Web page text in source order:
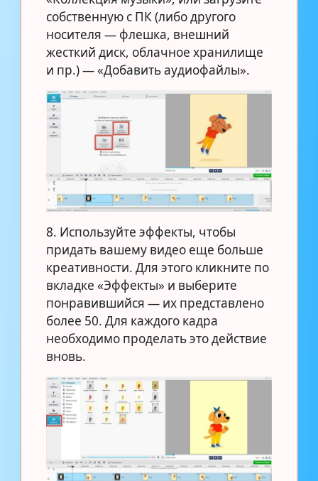
собственную с ПК (либо другого
носителя — флешка, внешний
жесткий диск, облачное хранилище
и пр.) — «Добавить аудиофайлы».
8. Используйте эффекты, чтобы
придать вашему видео еще больше
креативности. Для этого кликните по
вкладке «Эффекты» и выберите
понравившийся — их представлено
более 50. Для каждого кадра
необходимо проделать это действие
вновь.